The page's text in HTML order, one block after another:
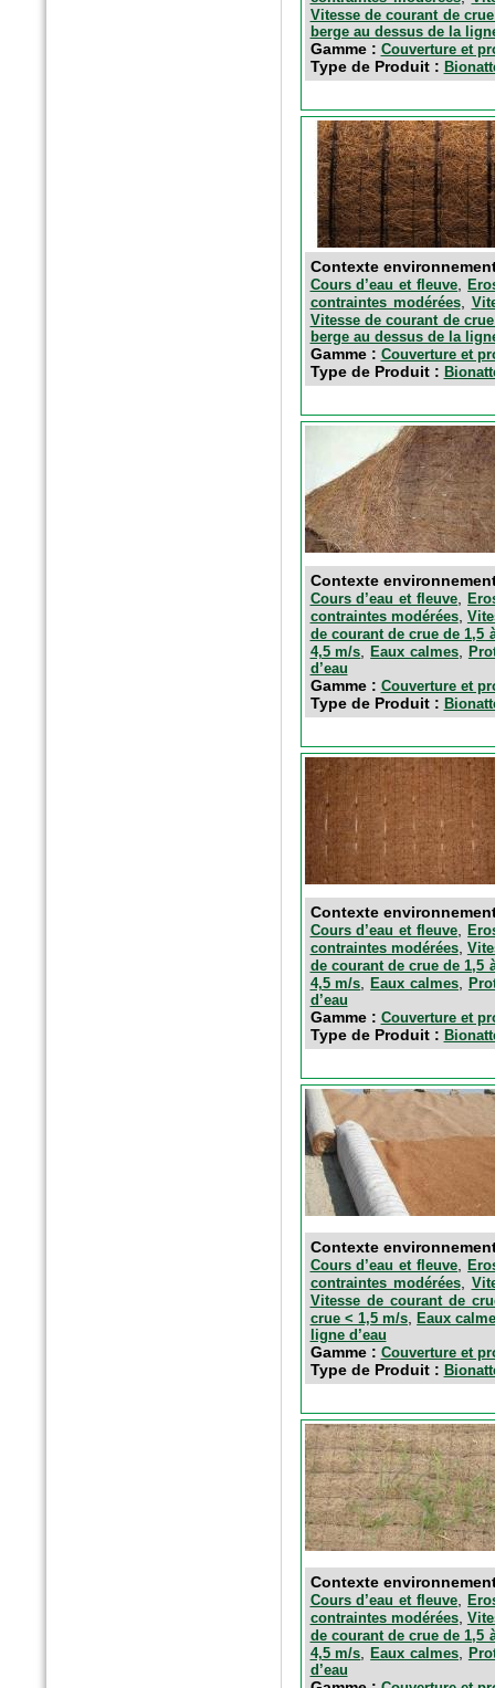
Vitesse de courant de
berge au dessus de la
Gamme : Couverture et
Type de Produit :
Contexte
Cours d’eau et fleuve ,
contraintes modérées,
Vitesse de courant de
berge au dessus de la
Gamme : Couverture et
Type de Produit :
Contexte
Cours d’eau et fleuve ,
contraintes modérées,
de courant de crue de 1,5
4,5 m/s ,Eaux calmes
d’eau
Gamme : Couverture et
Type de Produit :
Contexte
Cours d’eau et fleuve ,
contraintes modérées,
de courant de crue de 1,5
4,5 m/s ,Eaux calmes
d’eau
Gamme : Couverture et
Type de Produit :
Contexte
Cours d’eau et fleuve ,
contraintes modérées,
Vitesse de courant de
crue < 1,5 m/s,Eaux
ligne d’eau
Gamme : Couverture et
Type de Produit :
Contexte
Cours d’eau et fleuve ,
contraintes modérées,
de courant de crue de 1,5
4,5 m/s ,Eaux calmes
d’eau